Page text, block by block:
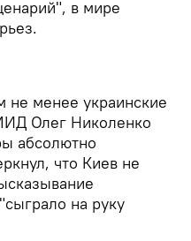
в мире
не менее украинские
Олег Николенко
абсолютно
что Киев не
на руку